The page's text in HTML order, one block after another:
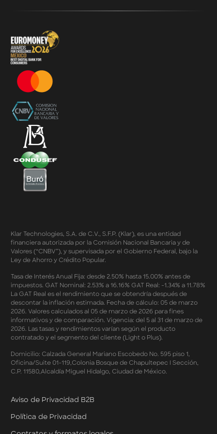
Términos y Condiciones - SplitK Tarjeta de Crédito No
Términos y Condiciones – Acceso a Klar Plus sin costo
Términos y Condiciones – 20% Cashback en
supermercados participantes
Términos y Condiciones Juegos de Mexico 2026
Términos y Condiciones - Amazon Prime Day 2026
Términos y Condiciones – Diferimiento de Compras
con 0% de Interés Desde App
Términos y Condiciones de Beneficios Uber Card
Powered by Klar
Klarfest - Mayo 2026
Klarfest - Día de las Madres 2026
Compra Mínima Klar Plus - SplitK 0% - Cashback
Starbucks 50% - Cashback 20% Décima Compra
Términos y Condiciones - Cashback Primera Compra
en Apple Pay
Términos y Condiciones - Mastercard te lleva a la
Términos y Condiciones – Fechas Dobles “3 de 3” 2026
Mercado Libre
Términos y Condiciones - Reducción Tasa de Interés en
Términos y Condiciones - Apartados - Tasas
Preferentes Febrero 2026
Términos y Condiciones - Programa de Cashback
AWIN
Pago de Servicios a MSI – Supermercados Enero -
Marzo 2026
Términos y Condiciones - Meses Sin Intereses y SplitK
Cashback
Términos y Condiciones Aplicables a la Tarjeta de
Apartados
Mastercard
Términos y Condiciones de Klar Plus
Klar Technologies, S.A. de C.V., S.F.P. (Klar), es una entidad
financiera autorizada por la Comisión Nacional Bancaria y de
Valores (“CNBV”), y supervisada por el Gobierno Federal, bajo la
Ley de Ahorro y Crédito Popular.
Tasa de Interés Anual Fija: desde 2.50% hasta 15.00% antes de
impuestos. GAT Nominal: 2.53% a 16.16% GAT Real: -1.34% a 11.78%
La GAT Real es el rendimiento que se obtendría después de
descontar la inflación estimada. Fecha de cálculo: 05 de marzo
2026. Valores calculados al 05 de marzo de 2026 para fines
informativos y de comparación. Vigencia: del 5 al 31 de marzo de
2026. Las tasas y rendimientos varían según el producto
contratado y el segmento del cliente (Light o Plus).
Domicilio: Calzada General Mariano Escobedo No. 595 piso 1,
Oficina/Suite 01-119,Colonia Bosque de Chapultepec I Sección,
C.P. 11580,Alcaldía Miguel Hidalgo, Ciudad de México.
Aviso de Privacidad B2B
Política de Privacidad